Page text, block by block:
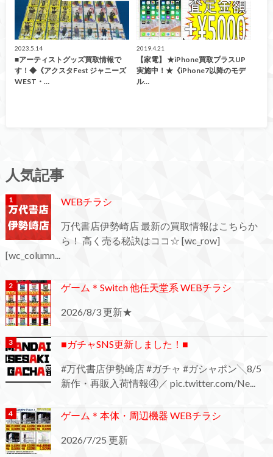
2023.5.14
■アーティストグッズ買取情報で
す！◆《アクスタFest ジャニーズ
WEST・…
2019.4.21
【家電】 ★iPhone買取プラスUP
実施中！★《iPhone7以降のモデ
ル…
人気記事
WEBチラシ
万代書店伊勢崎店 最新の買取情報はこちらか
ら！ 高く売る秘訣はココ☆ [wc_row]
[wc_column...
ゲーム＊Switch 他任天堂系 WEBチラシ
2026/8/3 更新★
■ガチャSNS更新しました！■
#万代書店伊勢崎店 #ガチャ #ガシャポン╲8/5
新作・再販入荷情報④／ pic.twitter.com/Ne...
ゲーム＊本体・周辺機器 WEBチラシ
2026/7/25 更新